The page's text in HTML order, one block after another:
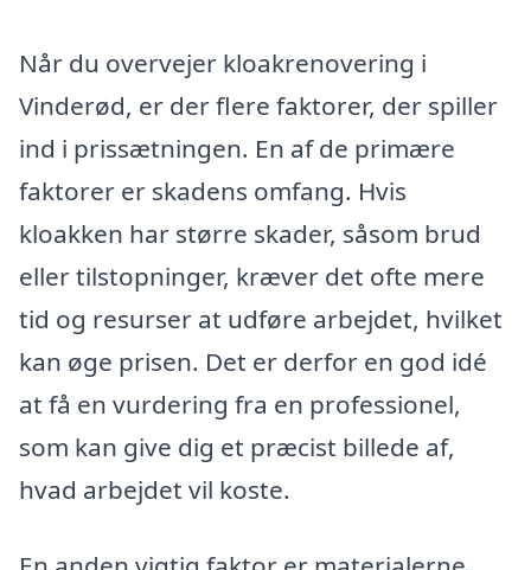
Når du overvejer kloakrenovering i
Vinderød, er der flere faktorer, der spiller
ind i prissætningen. En af de primære
faktorer er skadens omfang. Hvis
kloakken har større skader, såsom brud
eller tilstopninger, kræver det ofte mere
tid og resurser at udføre arbejdet, hvilket
kan øge prisen. Det er derfor en god idé
at få en vurdering fra en professionel,
som kan give dig et præcist billede af,
hvad arbejdet vil koste.